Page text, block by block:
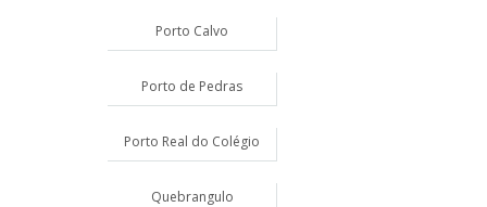
Porto Calvo
Porto de Pedras
Porto Real do Colégio
Quebrangulo